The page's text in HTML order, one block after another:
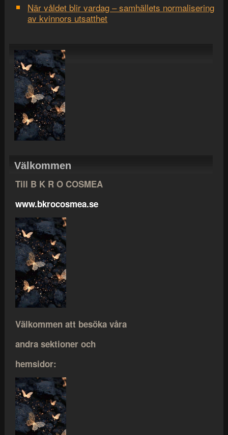
När våldet blir vardag – samhällets normalisering
av kvinnors utsatthet
Välkommen
Till B K R O COSMEA
www.bkrocosmea.se
Välkommen att besöka våra
andra sektioner och
hemsidor: